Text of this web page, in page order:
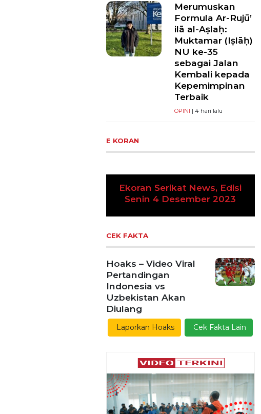
Merumuskan
Formula Ar-Rujū’
ilā al-Aṣlaḥ:
Muktamar (Iṣlāḥ)
NU ke-35
sebagai Jalan
Kembali kepada
Kepemimpinan
Terbaik
OPINI | 4 hari lalu
E KORAN
Ekoran Serikat News, Edisi
Kamis 9 November 2023
Previous